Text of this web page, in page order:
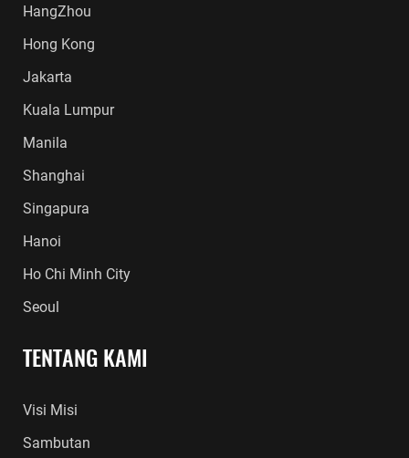
HangZhou
Hong Kong
Jakarta
Kuala Lumpur
Manila
Shanghai
Singapura
Hanoi
Ho Chi Minh City
Seoul
TENTANG KAMI
Visi Misi
Sambutan